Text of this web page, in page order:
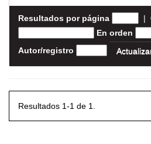
Resultados por página |
En orden
Autor/registro
Resultados 1-1 de 1.